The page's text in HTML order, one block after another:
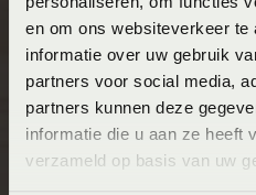
en om ons websiteverkeer
informatie over uw gebruik
partners voor social media,
partners kunnen deze
informatie die u aan ze heeft
verzameld op basis van uw
magazine
De nieuwste editie van ons
editie vind je volop
betere nachtrust. Nog geen
eenvoudig aan en ontvang